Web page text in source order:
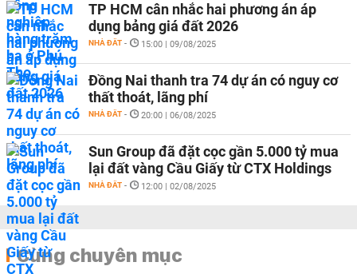
TP HCM cân nhắc hai phương án áp
dụng bảng giá đất 2026
NHÀ ĐẤT - 15:00 | 09/08/2025
Đồng Nai thanh tra 74 dự án có nguy cơ
thất thoát, lãng phí
NHÀ ĐẤT - 20:00 | 06/08/2025
Sun Group đã đặt cọc gần 5.000 tỷ mua
lại đất vàng Cầu Giấy từ CTX Holdings
NHÀ ĐẤT - 12:00 | 02/08/2025
Cùng chuyên mục